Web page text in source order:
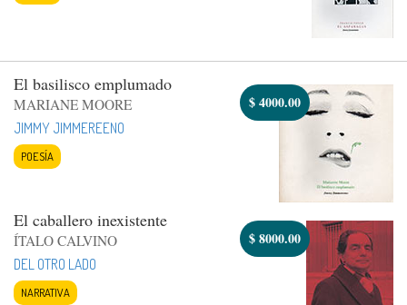
El basilisco emplumado
MARIANE MOORE
JIMMY JIMMEREENO
POESÍA
$4000.00
El caballero inexistente
ÍTALO CALVINO
DEL OTRO LADO
NARRATIVA
$8000.00